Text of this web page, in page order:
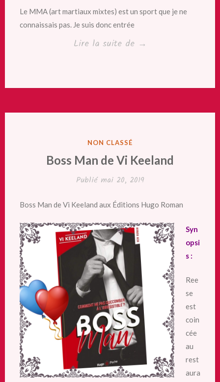
Le MMA (art martiaux mixtes) est un sport que je ne
connaissais pas. Je suis donc entrée
Lire la suite de « The
love
→
PUBLIÉ
NON CLASSÉ
Boss Man de Vi Keeland
Publié mai 20, 2019
Boss Man de Vi Keeland aux Éditions Hugo Roman
Syn
opsi
s :
Ree
se
est
coin
cée
au
rest
aura